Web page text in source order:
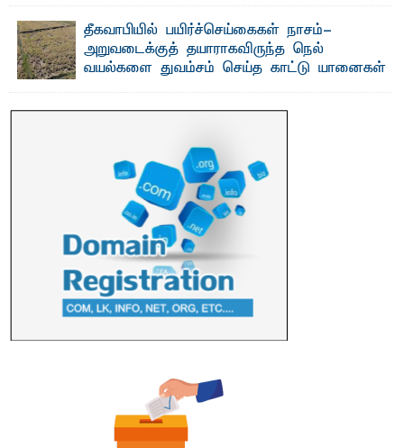
தீகவாபியில் பயிர்ச்செய்கைகள் நாசம்-
அறுவடைக்குத் தயாராகவிருந்த நெல்
வயல்களை துவம்சம் செய்த காட்டு யானைகள்
காணப்பட்ட பல ...